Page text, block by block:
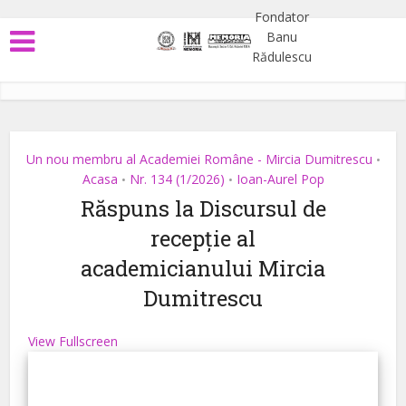
Un nou membru al Academiei Române - Mircia Dumitrescu •
Acasa • Nr. 134 (1/2026) • Ioan-Aurel Pop
Răspuns la Discursul de
recepție al
academicianului Mircia
Dumitrescu
View Fullscreen
Skip